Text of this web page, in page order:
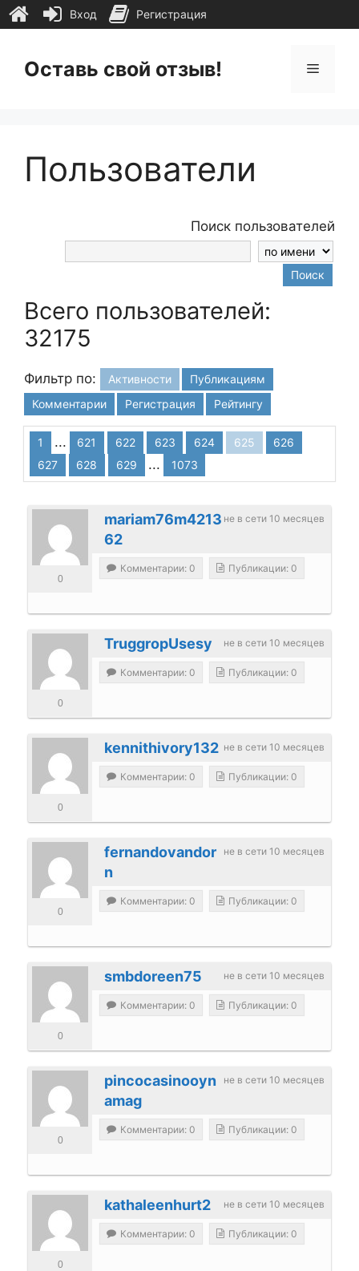
содержимому
Оставь свой отзыв! Меню
Пользователи
Поиск пользователей
Поиск
Всего пользователей:
32175
Фильтр по: Активности
Публикациям
Комментарии
Регистрация Рейтингу
1 ... 621 622 623 624 625
626
627
628 629 ... 1073
не в сети 10 месяцев
mariam76m4213
62
0
Комментарии: 0 Публикации: 0
не в сети 10 месяцев
TruggropUsesy
0
Комментарии: 0 Публикации: 0
не в сети 10 месяцев
kennithivory132
0
Комментарии: 0 Публикации: 0
не в сети 10 месяцев
fernandovandor
n
0
Комментарии: 0 Публикации: 0
не в сети 10 месяцев
smbdoreen75
0
Комментарии: 0 Публикации: 0
не в сети 10 месяцев
pincocasinooyn
amag
0
Комментарии: 0 Публикации: 0
не в сети 10 месяцев
kathaleenhurt2
0
Комментарии: 0 Публикации: 0
Вход Регистрация